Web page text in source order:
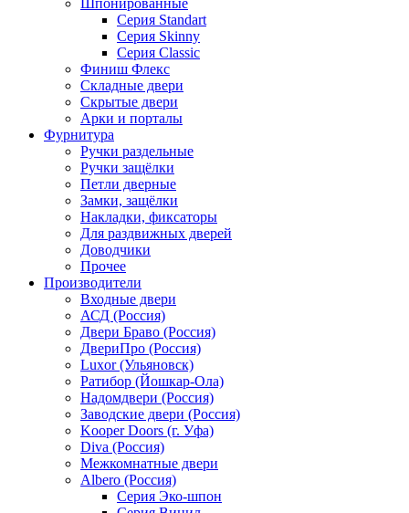
Серия Standart
Серия Skinny
Серия Classic
Финиш Флекс
Складные двери
Скрытые двери
Арки и порталы
Фурнитура
Ручки раздельные
Ручки защёлки
Петли дверные
Замки, защёлки
Накладки, фиксаторы
Для раздвижных дверей
Доводчики
Прочее
Производители
Входные двери
АСД (Россия)
Двери Браво (Россия)
ДвериПро (Россия)
Luxor (Ульяновск)
Ратибор (Йошкар-Ола)
Надомдвери (Россия)
Заводские двери (Россия)
Kooper Doors (г. Уфа)
Diva (Россия)
Межкомнатные двери
Albero (Россия)
Серия Эко-шпон